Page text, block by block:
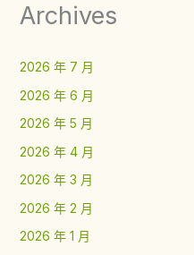
Archives
2026 年 7 月
2026 年 6 月
2026 年 5 月
2026 年 4 月
2026 年 3 月
2026 年 2 月
2026 年 1 月